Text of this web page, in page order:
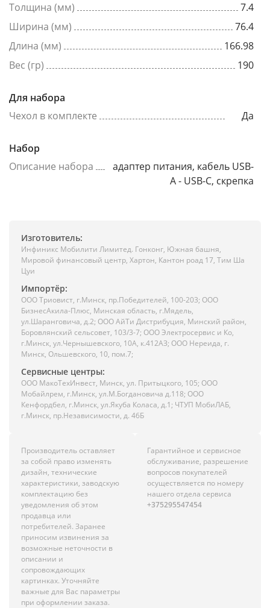
Толщина (мм)
7.4
Ширина (мм)
76.4
Длина (мм)
166.98
Вес (гр)
190
Для набора
Чехол в комплекте
Да
Набор
Описание набора
адаптер питания, кабель USB-
A - USB-C, скрепка
Изготовитель:
Инфиникс Мобилити Лимитед. Гонконг, Южная башня,
Мировой финансовый центр, Хартон, Кантон роад 17, Тим Ша
Цуи
Импортёр:
ООО Триовист, г.Минск, пр.Победителей, 100-203; ООО
БизнесАкила-Плюс, Минская область, г.Мядель,
ул.Шаранговича, д.2; ООО АйТи Дистрибуция, Минский район,
Боровлянский сельсовет, 103/3-7; ООО Электросервис и Ко,
г.Минск, ул.Чернышевского, 10А, к.412АЗ; ООО Нереида, г.
Минск, Ольшевского, 10, пом.7;
Сервисные центры:
ООО МакоТехИнвест, Минск, ул. Притыцкого, 105; ООО
Мобайлрем, г.Минск, ул.М.Богдановича д.118; ООО
Кенфордбел, г.Минск, ул.Якуба Коласа, д.1; ЧТУП МобиЛАБ,
г.Минск, пр.Независимости, д. 46Б
Производитель оставляет
за собой право изменять
дизайн, технические
характеристики, заводскую
комплектацию без
уведомления об этом
продавца или
потребителей. Заранее
приносим извинения за
возможные неточности в
описании и
сопровождающих
картинках. Уточняйте
важные для Вас параметры
при оформлении заказа.
Гарантийное и сервисное
обслуживание, разрешение
вопросов покупателей
осуществляется по номеру
нашего отдела сервиса
+375295547454